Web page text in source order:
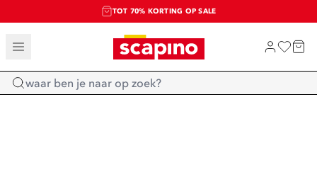
TOT 70% KORTING OP SALE
SALE: LAATSTE KANS!
SHOP NIEUW
Home